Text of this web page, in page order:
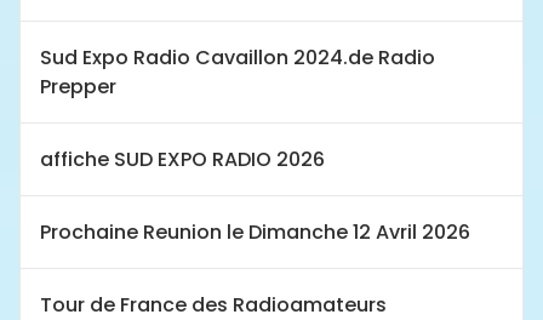
Sud Expo Radio Cavaillon 2024.de Radio
Prepper
affiche SUD EXPO RADIO 2026
Prochaine Reunion le Dimanche 12 Avril 2026
Tour de France des Radioamateurs